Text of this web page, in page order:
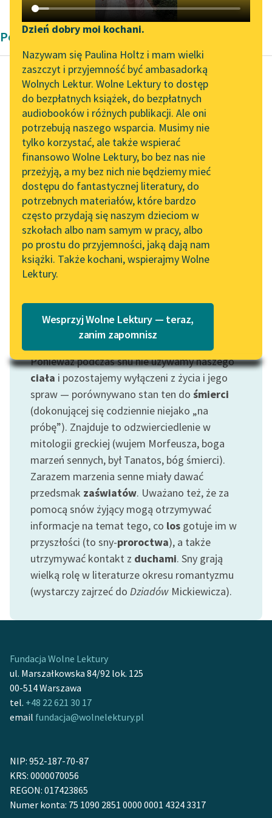
Katalog DAISY
Podkasty o książkach
Zgłoś brak utworu
Aktualności
„Prokurator Alicja Horn”
do słuchania
Byliśmy częścią AI Impact
Lab
Zapraszamy na spotkanie
online z tłumaczkami
literatury skandynawskiej
Spotkanie z Katarzyną
Tunkiel w Oslo
102. lata temu zmarł
Joseph Conrad
Lektury szkolne i klasyka
literatury do słuchania dla
uczennic i uczniów z
niepełnosprawnościami
E-kolekcja lektur
szkolnych i literatury do
słuchania dla uczennic i
uczniów z
niepełnosprawnościami
Feministyczne inspiracje.
Popularyzacja
skandynawskiej literatury
feministycznej
Ręce pełne poezji
Kolekcje edukacyjne
twórców przechodzących
lektur szkolnych oraz
Odkurzamy bohaterów
Szkoła Poezji Wolnych
Lektur
Narzędzia
Mapa Wolnych Lektur
Leśmianator
Przewodnik dla piszących i
czytających
API
OAI-PMH
Widget Wolnych Lektur
Przypisy
Katalog w formacie PDF
O nas
O projekcie
Zespół
Dzień dobry moi kochani.
Nazywam się Paulina Holtz i mam wielki
zaszczyt i przyjemność być ambasadorką
Wolnych Lektur. Wolne Lektury to dostęp
do bezpłatnych książek, do bezpłatnych
audiobooków i różnych publikacji. Ale oni
potrzebują naszego wsparcia. Musimy nie
tylko korzystać, ale także wspierać
finansowo Wolne Lektury, bo bez nas nie
przeżyją, a my bez nich nie będziemy mieć
dostępu do fantastycznej literatury, do
potrzebnych materiałów, które bardzo
często przydają się naszym dzieciom w
szkołach albo nam samym w pracy, albo
po prostu do przyjemności, jaką dają nam
książki. Także kochani, wspierajmy Wolne
Lektury.
Wesprzyj Wolne Lektury — teraz,
zanim zapomnisz
Poemat prozą Stanisława Przybyszewskiego
Stanisław Przybyszewski
Androgyne
W ciemnej nocy
krzyczały rozpacznie
wielkie kwiaty za
słońcem, gięły się w
kurczach bólu,
prostowały...
Czytaj więcej
Motyw: Sen
Ponieważ podczas snu nie używamy naszego
ciała i pozostajemy wyłączeni z życia i jego
spraw — porównywano stan ten do śmierci
(dokonującej się codziennie niejako „na
próbę”). Znajduje to odzwierciedlenie w
mitologii greckiej (wujem Morfeusza, boga
marzeń sennych, był Tanatos, bóg śmierci).
Zarazem marzenia senne miały dawać
przedsmak zaświatów. Uważano też, że za
pomocą snów żyjący mogą otrzymywać
informacje na temat tego, co los gotuje im w
przyszłości (to sny-proroctwa), a także
utrzymywać kontakt z duchami. Sny grają
wielką rolę w literaturze okresu romantyzmu
(wystarczy zajrzeć do Dziadów Mickiewicza).
Fundacja Wolne Lektury
ul. Marszałkowska 84/92 lok. 125
00-514 Warszawa
tel. +48 22 621 30 17
email fundacja@wolnelektury.pl
NIP: 952-187-70-87
KRS: 0000070056
REGON: 017423865
Numer konta: 75 1090 2851 0000 0001 4324 3317